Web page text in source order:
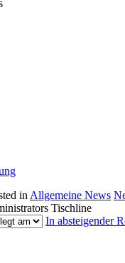
in Allgemeine News
Tischline
In absteigender